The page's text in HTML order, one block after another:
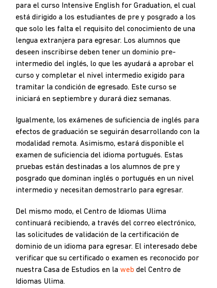
para el curso Intensive English for Graduation, el cual
está dirigido a los estudiantes de pre y posgrado a los
que solo les falta el requisito del conocimiento de una
lengua extranjera para egresar. Los alumnos que
deseen inscribirse deben tener un dominio pre-
intermedio del inglés, lo que les ayudará a aprobar el
curso y completar el nivel intermedio exigido para
tramitar la condición de egresado. Este curso se
iniciará en septiembre y durará diez semanas.
Igualmente, los exámenes de suficiencia de inglés para
efectos de graduación se seguirán desarrollando con la
modalidad remota. Asimismo, estará disponible el
examen de suficiencia del idioma portugués. Estas
pruebas están destinadas a los alumnos de pre y
posgrado que dominan inglés o portugués en un nivel
intermedio y necesitan demostrarlo para egresar.
Del mismo modo, el Centro de Idiomas Ulima
continuará recibiendo, a través del correo electrónico,
las solicitudes de validación de la certificación de
dominio de un idioma para egresar. El interesado debe
verificar que su certificado o examen es reconocido por
nuestra Casa de Estudios en la web del Centro de
Idiomas Ulima.